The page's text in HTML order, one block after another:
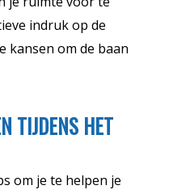
indruk op de
kansen om de baan
TIJDENS HET
om je te helpen je